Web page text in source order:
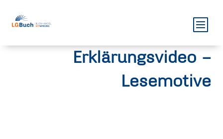
Erklärungsvideo –
Lesemotive